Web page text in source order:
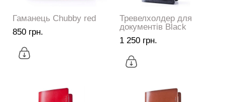
Гаманець Chubby red
850 грн.
Тревелхолдер для
документів Black
1 250 грн.